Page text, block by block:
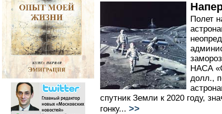
Полет
НАСА
долл.,
спутник Земли к 2020 году,
гонку... >>